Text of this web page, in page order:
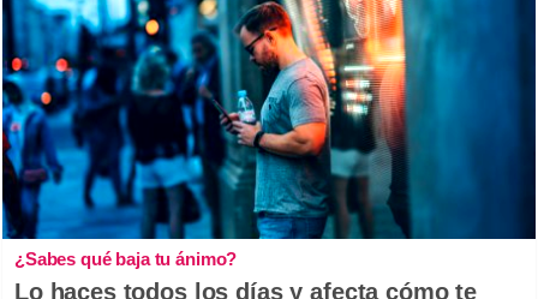
¿Sabes qué baja tu ánimo?
Lo haces todos los días y afecta cómo te